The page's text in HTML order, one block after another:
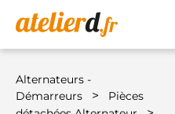
Alternateurs -
Démarreurs
>
Pièces